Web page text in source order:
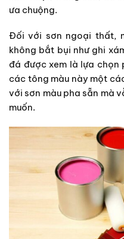
ưa chuộng.
Đối với sơn ngoại thất,
không bắt bụi như ghi
đá được xem là lựa chọn
các tông màu này một
với sơn màu pha sẵn mà
muốn.